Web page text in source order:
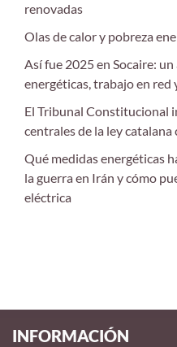
renovadas
Olas de calor y pobreza
Así fue 2025 en Socaire:
energéticas, trabajo en red
El Tribunal Constitucional
centrales de la ley
Qué medidas energéticas
la guerra en Irán y cómo
eléctrica
INFORMACIÓN